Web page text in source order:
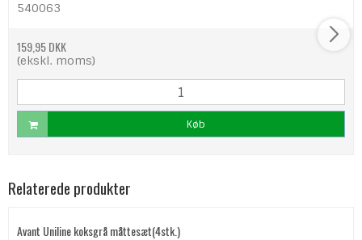
540063
159,95 DKK
(ekskl. moms)
Køb
Relaterede produkter
Avant Uniline koksgrå måttesæt(4stk.)